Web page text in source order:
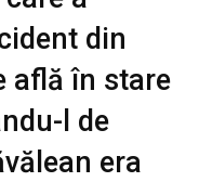
din
află în stare
l de
era